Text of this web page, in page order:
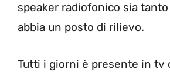
speaker radiofonico sia
abbia un posto di rilievo.
Tutti i giorni è presente in tv